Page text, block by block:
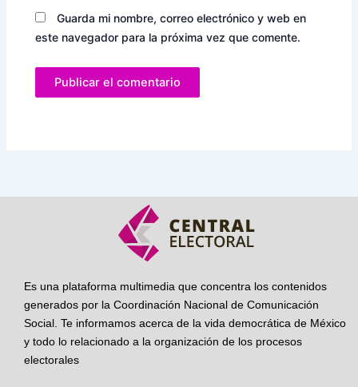
Guarda mi nombre, correo electrónico y web en
este navegador para la próxima vez que comente.
Es una plataforma multimedia que concentra los contenidos
generados por la Coordinación Nacional de Comunicación
Social. Te informamos acerca de la vida democrática de México
y todo lo relacionado a la organización de los procesos
electorales